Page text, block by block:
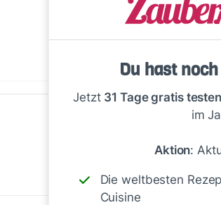
Du hast
Jetzt 31 Tage gratis testen
im
Aktion:
Die weltbesten
Cuisine